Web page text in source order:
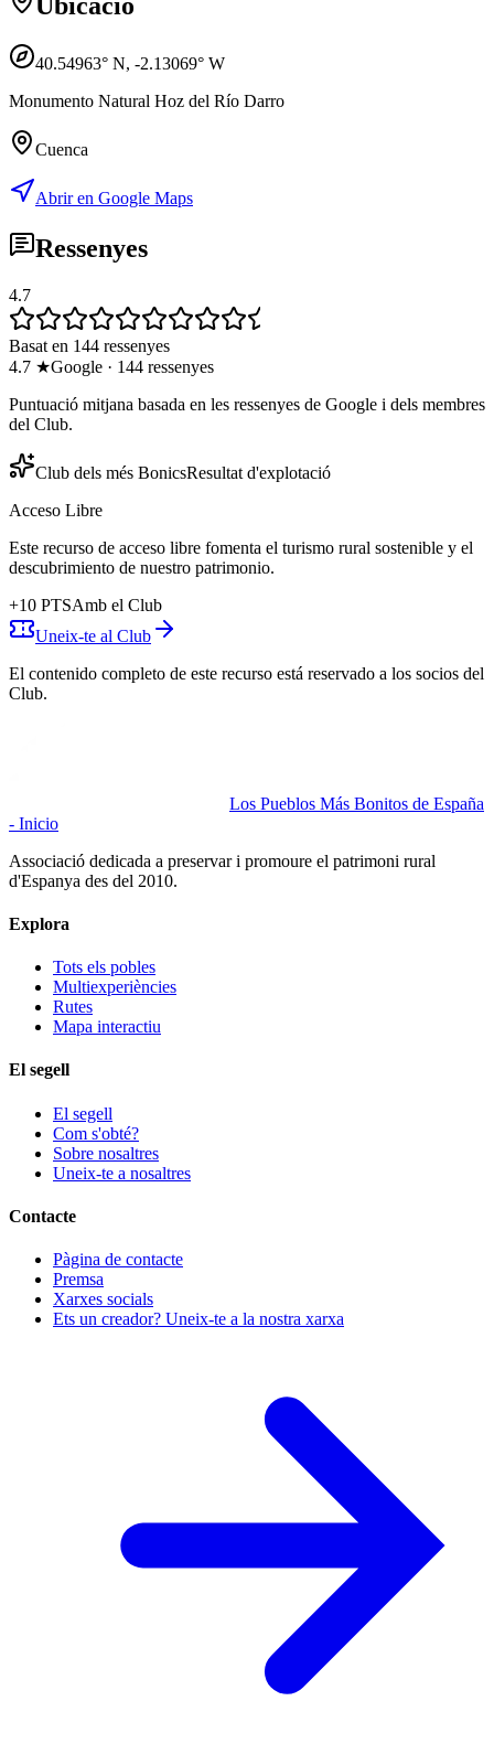
40.54963° N, -2.13069° W
Monumento Natural Hoz del Río Darro
Cuenca
Abrir en Google Maps
Ressenyes
4.7
Basat en 144 ressenyes
4.7 ★Google · 144 ressenyes
Puntuació mitjana basada en les ressenyes de Google i dels membres
del Club.
Club dels més BonicsResultat d'explotació
Acceso Libre
Este recurso de acceso libre fomenta el turismo rural sostenible y el
descubrimiento de nuestro patrimonio.
+10 PTSAmb el Club
Uneix-te al Club
El contenido completo de este recurso está reservado a los socios del
Club.
Los Pueblos Más Bonitos de España
- Inicio
Associació dedicada a preservar i promoure el patrimoni rural
d'Espanya des del 2010.
Explora
Tots els pobles
Multiexperiències
Rutes
Mapa interactiu
El segell
El segell
Com s'obté?
Sobre nosaltres
Uneix-te a nosaltres
Contacte
Pàgina de contacte
Premsa
Xarxes socials
Ets un creador? Uneix-te a la nostra xarxa